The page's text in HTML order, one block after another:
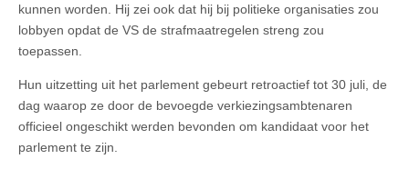
kunnen worden. Hij zei ook dat hij bij politieke organisaties zou
lobbyen opdat de VS de strafmaatregelen streng zou
toepassen.
Hun uitzetting uit het parlement gebeurt retroactief tot 30 juli, de
dag waarop ze door de bevoegde verkiezingsambtenaren
officieel ongeschikt werden bevonden om kandidaat voor het
parlement te zijn.